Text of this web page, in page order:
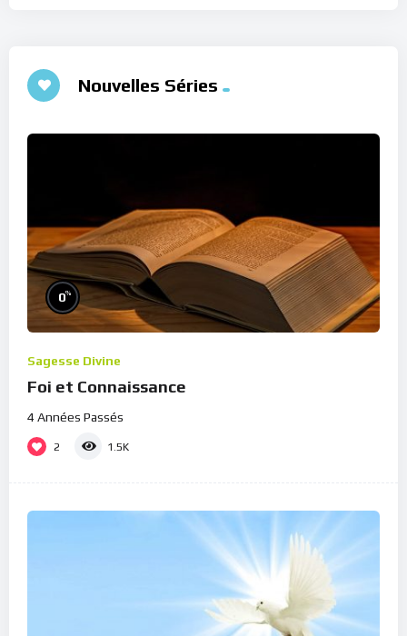
Nouvelles Séries
0%
Sagesse Divine
Foi et Connaissance
4 Années Passés
2 1.5K